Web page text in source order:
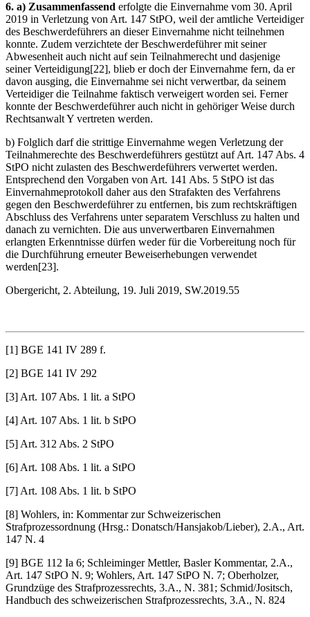
6. a) Zusammenfassend erfolgte die Einvernahme vom 30. April
2019 in Verletzung von Art. 147 StPO, weil der amtliche Verteidiger
des Beschwerdeführers an dieser Einvernahme nicht teilnehmen
konnte. Zudem verzichtete der Beschwerdeführer mit seiner
Abwesenheit auch nicht auf sein Teilnahmerecht und dasjenige
seiner Verteidigung[22], blieb er doch der Einvernahme fern, da er
davon ausging, die Einvernahme sei nicht verwertbar, da seinem
Verteidiger die Teilnahme faktisch verweigert worden sei. Ferner
konnte der Beschwerdeführer auch nicht in gehöriger Weise durch
Rechtsanwalt Y vertreten werden.
b) Folglich darf die strittige Einvernahme wegen Verletzung der
Teilnahmerechte des Beschwerdeführers gestützt auf Art. 147 Abs. 4
StPO nicht zulasten des Beschwerdeführers verwertet werden.
Entsprechend den Vorgaben von Art. 141 Abs. 5 StPO ist das
Einvernahmeprotokoll daher aus den Strafakten des Verfahrens
gegen den Beschwerdeführer zu entfernen, bis zum rechtskräftigen
Abschluss des Verfahrens unter separatem Verschluss zu halten und
danach zu vernichten. Die aus unverwertbaren Einvernahmen
erlangten Erkenntnisse dürfen weder für die Vorbereitung noch für
die Durchführung erneuter Beweiserhebungen verwendet
werden[23].
Obergericht, 2. Abteilung, 19. Juli 2019, SW.2019.55
[1] BGE 141 IV 289 f.
[2] BGE 141 IV 292
[3] Art. 107 Abs. 1 lit. a StPO
[4] Art. 107 Abs. 1 lit. b StPO
[5] Art. 312 Abs. 2 StPO
[6] Art. 108 Abs. 1 lit. a StPO
[7] Art. 108 Abs. 1 lit. b StPO
[8] Wohlers, in: Kommentar zur Schweizerischen
Strafprozessordnung (Hrsg.: Do­natsch/Hans­jakob/Lieber), 2.A., Art.
147 N. 4
[9] BGE 112 Ia 6; Schleiminger Mettler, Basler Kommentar, 2.A.,
Art. 147 StPO N. 9; Wohlers, Art. 147 StPO N. 7; Oberholzer,
Grundzüge des Strafprozessrechts, 3.A., N. 381; Schmid/Jositsch,
Handbuch des schweizerischen Strafprozessrechts, 3.A., N. 824